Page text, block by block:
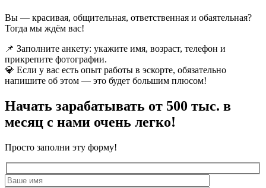
Вы — красивая, общительная, ответственная и обаятельная?
Тогда мы ждём вас!
📌 Заполните анкету: укажите имя, возраст, телефон и
прикрепите фотографии.
💎 Если у вас есть опыт работы в эскорте, обязательно
напишите об этом — это будет большим плюсом!
Начать зарабатывать от 500 тыс. в
месяц с нами очень легко!
Просто заполни эту форму!